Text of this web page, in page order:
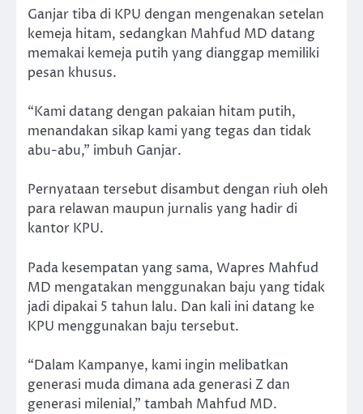
Ganjar tiba di KPU dengan mengenakan setelan
kemeja hitam, sedangkan Mahfud MD datang
memakai kemeja putih yang dianggap memiliki
pesan khusus.
“Kami datang dengan pakaian hitam putih,
menandakan sikap kami yang tegas dan tidak
abu-abu,” imbuh Ganjar.
Pernyataan tersebut disambut dengan riuh oleh
para relawan maupun jurnalis yang hadir di
kantor KPU.
Pada kesempatan yang sama, Wapres Mahfud
MD mengatakan menggunakan baju yang tidak
jadi dipakai 5 tahun lalu. Dan kali ini datang ke
KPU menggunakan baju tersebut.
“Dalam Kampanye, kami ingin melibatkan
generasi muda dimana ada generasi Z dan
generasi milenial,” tambah Mahfud MD.